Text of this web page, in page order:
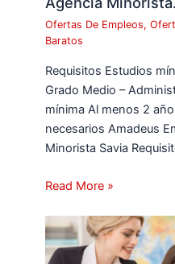
Ofertas De Empleos,
Baratos
Requisitos Estudios
Grado Medio –
mínima Al menos 2
necesarios Amadeus
Minorista Savia
Read More »